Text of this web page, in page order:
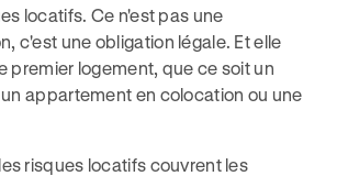
locatifs. Ce n'est pas une
c'est une obligation légale. Et elle
premier logement, que ce soit un
un appartement en colocation ou une
risques locatifs couvrent les